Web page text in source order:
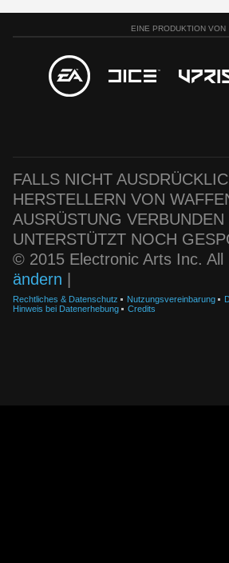
EINE PRODUKTION VON
FALLS NICHT
HERSTELLERN VON
AUSRÜSTUNG
UNTERSTÜTZT NOCH
© 2015 Electronic Arts Inc.
ändern
Rechtliches & Datenschutz Nutzungsvereinbarung
Hinweis bei Datenerhebung
Credits